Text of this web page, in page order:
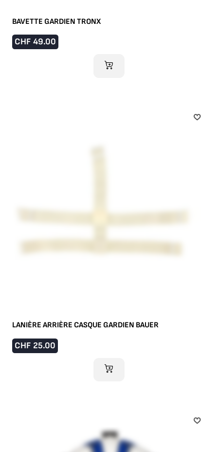
BAVETTE GARDIEN TRONX
CHF 49.00
AJOUTER AU PANIER
LANIÈRE ARRIÈRE CASQUE GARDIEN BAUER
CHF 25.00
AJOUTER AU PANIER